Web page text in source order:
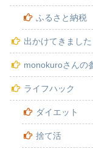
ふるさと納税
出かけてきました
monokuroさんの
ライフハック
ダイエット
捨て活